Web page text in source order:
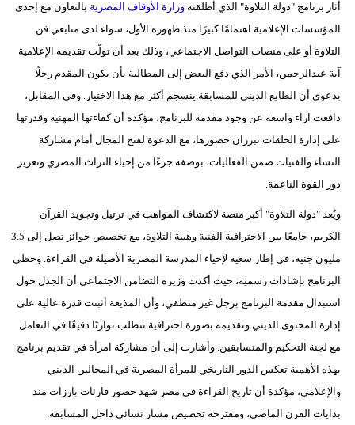
أزياء
إسلامية
علوم
وتكنولوجيا
بيئة
مدوَّنات
فيديو
سيارات
أثار برنامج "دولة التلاوة" الذي أطلقته وزارة الأوقاف المصرية بالتعاون مع إحدى
المؤسسات الإعلامية اهتمامًا كبيرًا منذ ظهوره الأول، سواء لدى متابعي فن
التلاوة أو على منصات التواصل الاجتماعي، وذلك بعد أن تولّت تقديمه الإعلامية
آية عبدالرحمن، الأمر الذي دفع البعض إلى المطالبة بأن يكون المقدم رجلًا
بدعوى أن الطابع الديني للمسابقة ينسجم أكثر مع هذا الاختيار. وفي المقابل،
دافعت آراء واسعة عن وجود مقدمة للبرنامج، مؤكدة أن كفاءتها المهنية وقدرتها
على إدارة الحلقات تبرران حضورها، مع الدعوة لفتح المجال أمام مشاركة
النساء والفتيات ضمن الفعاليات، بوصفه جزءًا من إحياء التراث المصري وتعزيز
دور القوة الناعمة.
ويُعد "دولة التلاوة" أكبر منصة لاكتشاف المواهب في ترتيل وتجويد القرآن
الكريم، جامعًا بين الاحترافية الفنية وهيبة التلاوة، مع تخصيص جوائز تصل إلى 3.5
مليون جنيه، في إطار سعيه لإحياء المدرسة المصرية الأصيلة في القراءة. وحظي
البرنامج بإشادات رسمية، حيث أكدت وزيرة التضامن الاجتماعي أن الجدل حول
استبدال مقدمة البرنامج برجل غير منطقي، وأن المذيعة أثبتت قدرة عالية على
إدارة المحتوى الديني وتقديمه بصورة احترافية تتطلب توازنًا دقيقًا في التعامل
مع لجنة التحكيم والمتسابقين. وأشارت إلى أن مشاركة امرأة في تقديم برنامج
بهذه الأهمية تعكس الدور التاريخي للمرأة المصرية في المجالين الديني
والإعلامي، مؤكدة أن تاريخ القراءة في مصر شهد حضور قارئات بارزات منذ
بدايات القرن الماضي، ومقترحة تخصيص مسار نسائي داخل المسابقة.